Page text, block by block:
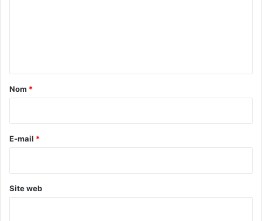
a
e
Nom *
E-mail *
Site web